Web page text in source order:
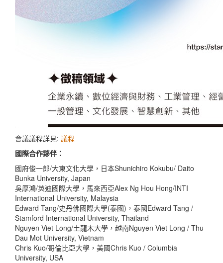
會議議程詳見: 議程
國際合作夥伴：
國府俊一郎/大東文化大學，日本Shunichiro Kokubu/ Daito
Bunka University, Japan
吳厚鴻/英迪國際大學，馬來西亞Alex Ng Hou Hong/INTI
International University, Malaysia
Edward Tang/史丹佛國際大學(泰國) ，泰國Edward Tang /
Stamford International University, Thailand
Nguyen Viet Long/土龍木大學，越南Nguyen Viet Long / Thu
Dau Mot University, Vietnam
Chris Kuo/哥倫比亞大學，美國Chris Kuo / Columbia
University, USA